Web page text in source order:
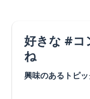
好きな #コ
ね
興味のあるトピ